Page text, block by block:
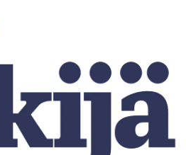
Teollisuusliitto
2 days ago